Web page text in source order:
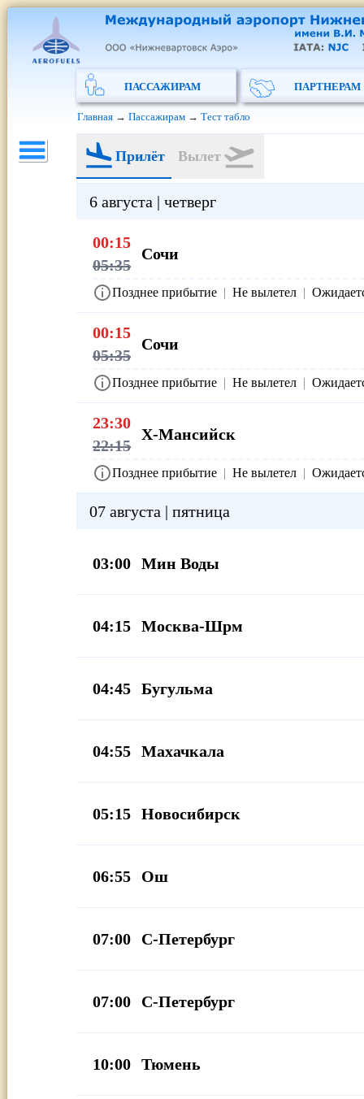
ПАССАЖИРАМ ПАРТНЕРАМ
Главная → Пассажирам → Тест табло
Прилёт Вылет
6 августа | четверг
00:15
05:35
Сочи
Позднее прибытие | Не вылетел |
00:15
05:35
Сочи
Позднее прибытие | Не вылетел |
23:30
22:15
Х-Мансийск
Позднее прибытие | Не вылетел |
07 августа | пятница
03:00 Мин Воды
04:15 Москва-Шрм
04:45 Бугульма
04:55 Махачкала
05:15 Новосибирск
06:55 Ош
07:00 С-Петербург
07:00 С-Петербург
10:00 Тюмень